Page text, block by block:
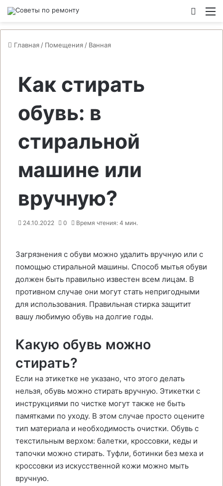
Главная / Помещения / Ванная
Как стирать
обувь: в
стиральной
машине или
вручную?
24.10.2022 0 Время чтения: 4 мин.
Загрязнения с обуви можно удалить вручную или с
помощью стиральной машины. Способ мытья обуви
должен быть правильно известен всем лицам. В
противном случае они могут стать непригодными
для использования. Правильная стирка защитит
вашу любимую обувь на долгие годы.
Какую обувь можно
стирать?
Если на этикетке не указано, что этого делать
нельзя, обувь можно стирать вручную. Этикетки с
инструкциями по чистке могут также не быть
памятками по уходу. В этом случае просто оцените
тип материала и необходимость очистки. Обувь с
текстильным верхом: балетки, кроссовки, кеды и
тапочки можно стирать. Туфли, ботинки без меха и
кроссовки из искусственной кожи можно мыть
вручную.